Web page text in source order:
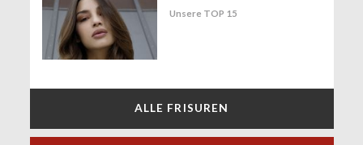
Unsere TOP 15
ALLE FRISUREN